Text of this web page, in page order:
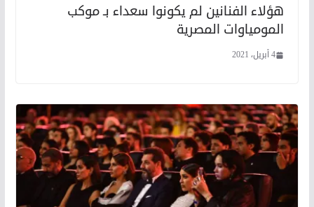
هؤلاء الفنانين لم يكونوا سعداء بـ موكب
المومياوات المصرية
4 أبريل، 2021